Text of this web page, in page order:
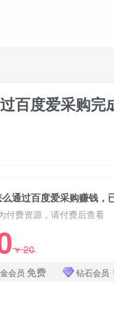
百度爱采购完
付费资源，请付费后查看
￥20
会员 免费 钻石会员